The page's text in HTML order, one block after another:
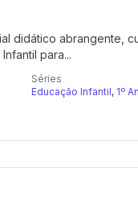
didático abrangente,
para...
Séries
Educação Infantil, 1º